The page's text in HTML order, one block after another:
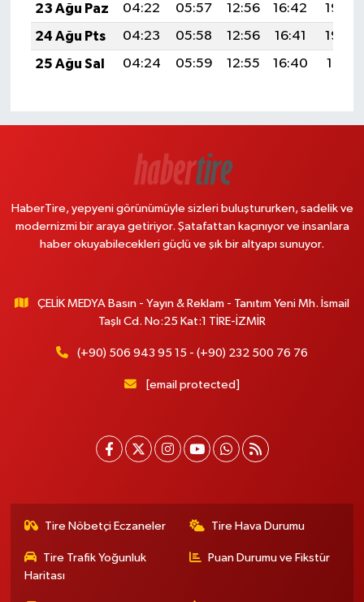
23 Ağu Paz
04:22 05:57 12:56 16:42
19:45
24 Ağu Pts
04:23 05:58 12:56 16:41
19:43
25 Ağu Sal
04:24 05:59 12:55 16:40 19:41
HaberTire, yepyeni görünümüyle sizleri buluştururken, sadelik ve
modernizmi bir araya getiriyor. Şatafattan kaçınıyor ve insanlara
haber okuyabilecekleri güçlü ve şık bir altyapı sunuyor.
ÇELİK MEDYA Basın - Yayın & Reklam - Tanıtım Yeni Mh. İsmail
Taşlı Cd. No:25 Kat:1 TİRE-İZMİR
(+90) 506 943 95 15 - (+90) 232 500 76 76
[email protected]
Tire Nöbetçi Eczaneler Tire Hava Durumu
Tire Trafik Yoğunluk
Haritası
Puan Durumu ve Fikstür